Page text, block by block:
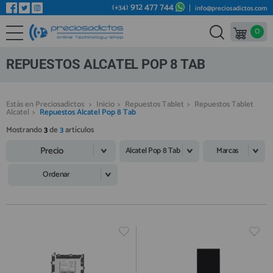
REPUESTOS MÓVILES
REPUESTOS TABLET
REPUESTOS VIDEOCONSOLAS
REPUESTOS MACBOOK
REPUESTOS OTROS DISPOSITIVOS
REPUESTOS PORTÁTILES
IC CHIP / FPC
MÓVILES REACONDICIONADOS
Bienvenid@ otra vez
YA SOY CLIENTE
Recordarme
Regístrate en un momento
¿ERES NUEVO?
(+34) 912 477 744 info@preciosadictos.com
0
REPUESTOS ALCATEL POP 8 TAB
Estás en Preciosadictos > Inicio > Repuestos Tablet > Repuestos Tablet
Alcatel > Repuestos Alcatel Pop 8 Tab
Mostrando3de3artículos
Precio Alcatel Pop 8 Tab
Marcas
Ordenar